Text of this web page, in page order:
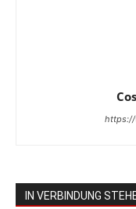
https://
IN VERBINDUNG